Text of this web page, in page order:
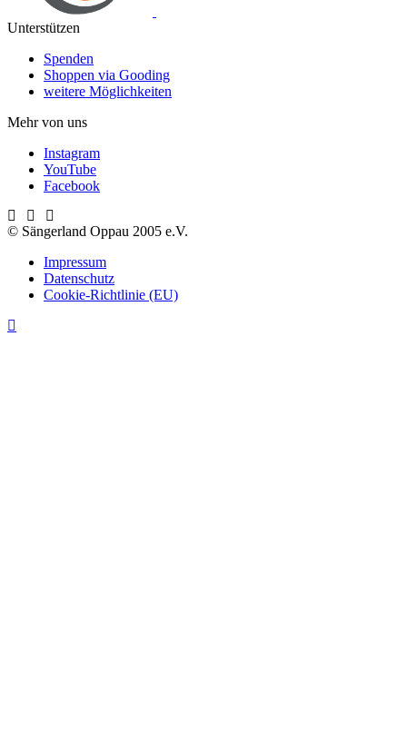
Unterstützen
Spenden
Shoppen via Gooding
weitere Möglichkeiten
Mehr von uns
Instagram
YouTube
Facebook
© Sängerland Oppau 2005 e.V.
Impressum
Datenschutz
Cookie-Richtlinie (EU)